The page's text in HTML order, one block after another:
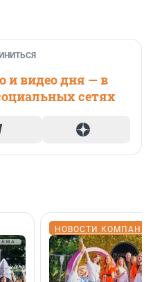
и видео дня — в
сетях
НОВОСТИ